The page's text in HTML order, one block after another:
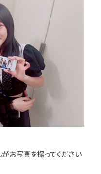
お写真を撮ってください